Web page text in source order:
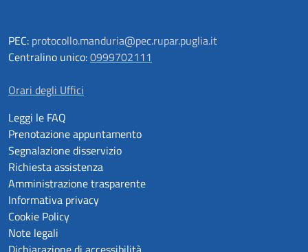
PEC: protocollo.manduria@pec.rupar.puglia.it
Centralino unico:0999702111
Orari degli Uffici
Leggi le FAQ
Prenotazione appuntamento
Segnalazione disservizio
Richiesta assistenza
Amministrazione trasparente
Informativa privacy
Cookie Policy
Note legali